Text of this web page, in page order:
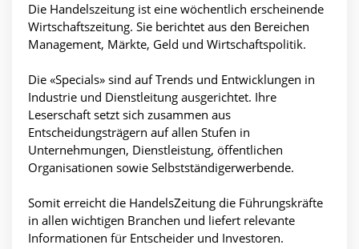
Die Handelszeitung ist eine wöchentlich erscheinende
Wirtschaftszeitung. Sie berichtet aus den Bereichen
Management, Märkte, Geld und Wirtschaftspolitik.
Die «Specials» sind auf Trends und Entwicklungen in
Industrie und Dienstleitung ausgerichtet. Ihre
Leserschaft setzt sich zusammen aus
Entscheidungsträgern auf allen Stufen in
Unternehmungen, Dienstleistung, öffentlichen
Organisationen sowie Selbstständigerwerbende.
Somit erreicht die HandelsZeitung die Führungskräfte
in allen wichtigen Branchen und liefert relevante
Informationen für Entscheider und Investoren.